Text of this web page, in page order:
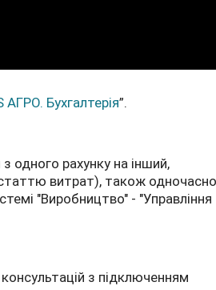
АГРО. Бухгалтерія”.
одного рахунку на інший,
статтю витрат), також одночасно
"Виробництво" - "Управління
з підключенням